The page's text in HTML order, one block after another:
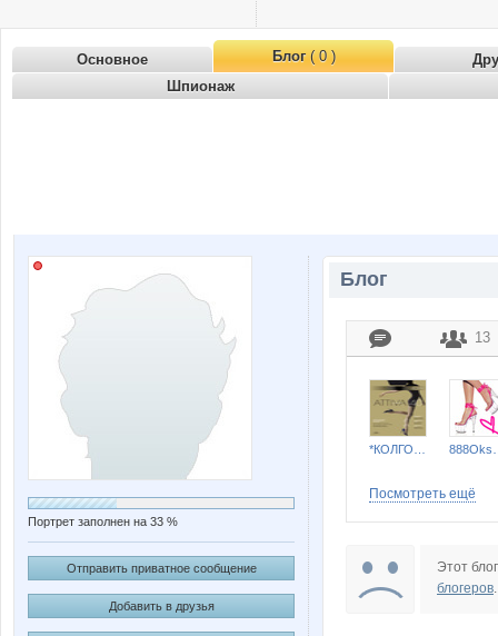
Основное Блог( 0 )
Шпионаж
Портрет заполнен на 33 %
Отправить приватное сообщение
Добавить в друзья
Блог
13
Посмотреть ещё
Этот
блогеров.